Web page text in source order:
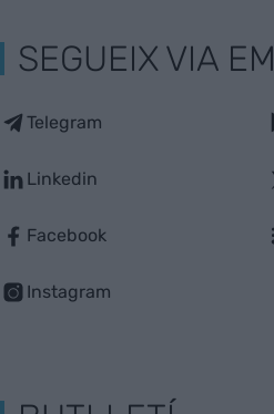
SEGUEIX VIA
Telegram
Linkedin
Facebook
Instagram